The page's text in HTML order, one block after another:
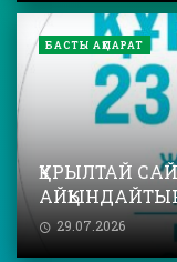
ҚҰРЫЛТАЙ
29.07.2026
БАСТЫ АҚПАРАТ